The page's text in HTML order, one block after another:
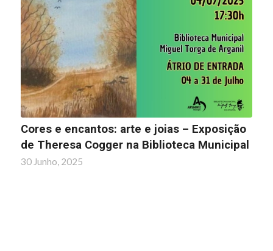
Cores e encantos: arte e joias – Exposição
de Theresa Cogger na Biblioteca Municipal
30 Junho, 2025